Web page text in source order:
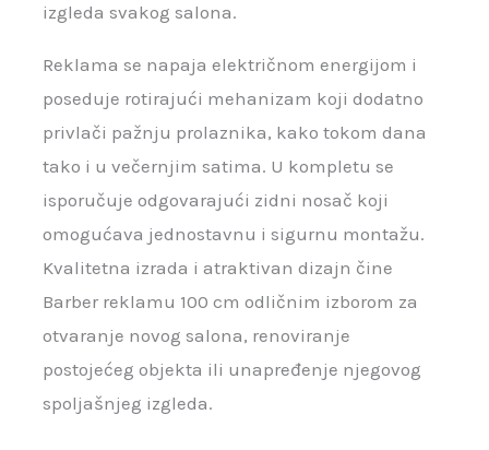
izgleda svakog salona.
Reklama se napaja električnom energijom i
poseduje rotirajući mehanizam koji dodatno
privlači pažnju prolaznika, kako tokom dana
tako i u večernjim satima. U kompletu se
isporučuje odgovarajući zidni nosač koji
omogućava jednostavnu i sigurnu montažu.
Kvalitetna izrada i atraktivan dizajn čine
Barber reklamu 100 cm odličnim izborom za
otvaranje novog salona, renoviranje
postojećeg objekta ili unapređenje njegovog
spoljašnjeg izgleda.